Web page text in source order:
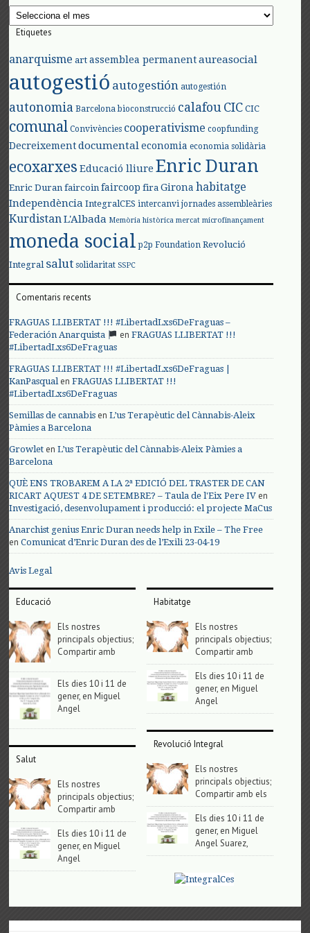
Arxius
Etiquetes
anarquisme art assemblea permanent aureasocial
autogestió autogestión autogestión
autonomia Barcelona bioconstrucció calafouCIC CIC
comunal Convivències cooperativisme coopfunding
Decreixement documental economia economia solidària
ecoxarxes Educació lliure Enric Duran
Enric Duran faircoin faircoop fira Girona habitatge
Independència IntegralCES intercanvi jornades assembleàries
KurdistanL'Albada Memòria històrica mercat microfinançament
moneda social p2p Foundation Revolució
Integral salut solidaritat SSPC
Comentaris recents
FRAGUAS LLIBERTAT !!! #LibertadLxs6DeFraguas –
Federación Anarquista
enFRAGUAS LLIBERTAT !!!
#LibertadLxs6DeFraguas
FRAGUAS LLIBERTAT !!! #LibertadLxs6DeFraguas |
KanPasqualenFRAGUAS LLIBERTAT !!!
#LibertadLxs6DeFraguas
Semillas de cannabis enL’us Terapèutic del Cànnabis-Aleix
Pàmies a Barcelona
Growlet enL’us Terapèutic del Cànnabis-Aleix Pàmies a
Barcelona
QUÈ ENS TROBAREM A LA 2ª EDICIÓ DEL TRASTER DE CAN
RICART AQUEST 4 DE SETEMBRE? – Taula de l'Eix Pere IV en
Investigació, desenvolupament i producció: el projecte MaCus
Anarchist genius Enric Duran needs help in Exile – The Free
enComunicat d’Enric Duran des de l’Exili 23-04-19
Avis Legal
Educació
Els nostres
principals objectius;
Compartir amb
Els dies 10 i 11 de
gener, en Miguel
Angel
Salut
Els nostres
principals objectius;
Compartir amb
Els dies 10 i 11 de
gener, en Miguel
Angel
Habitatge
Els nostres
principals objectius;
Compartir amb
Els dies 10 i 11 de
gener, en Miguel
Angel
Revolució Integral
Els nostres
principals objectius;
Compartir amb els
Els dies 10 i 11 de
gener, en Miguel
Angel Suarez,